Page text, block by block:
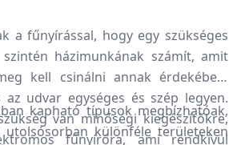
a fűnyírással, hogy egy szükséges
házimunkának számít, amit
kell csinálni annak érdekében,
udvar egységes és szép legyen.
van minőségi kiegészítőkre,
fűnyíróra, ami rendkívül
kapható típusok megbízhatóak,
különféle területeken